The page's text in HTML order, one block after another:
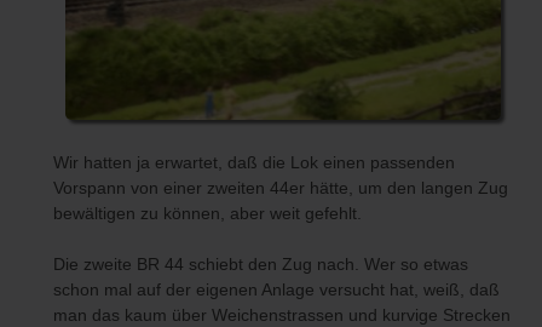
Wir hatten ja erwartet, daß die Lok einen passenden
Vorspann von einer zweiten 44er hätte, um den langen Zug
bewältigen zu können, aber weit gefehlt.
Die zweite BR 44 schiebt den Zug nach. Wer so etwas
schon mal auf der eigenen Anlage versucht hat, weiß, daß
man das kaum über Weichenstrassen und kurvige Strecken